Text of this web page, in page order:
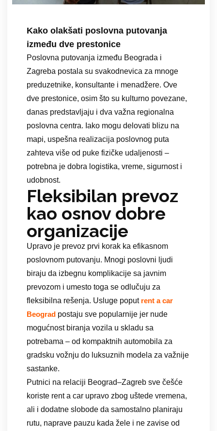
Kako olakšati poslovna putovanja
između dve prestonice
Poslovna putovanja između Beograda i
Zagreba postala su svakodnevica za mnoge
preduzetnike, konsultante i menadžere. Ove
dve prestonice, osim što su kulturno povezane,
danas predstavljaju i dva važna regionalna
poslovna centra. Iako mogu delovati blizu na
mapi, uspešna realizacija poslovnog puta
zahteva više od puke fizičke udaljenosti –
potrebna je dobra logistika, vreme, sigurnost i
udobnost.
Fleksibilan prevoz
kao osnov dobre
organizacije
Upravo je prevoz prvi korak ka efikasnom
poslovnom putovanju. Mnogi poslovni ljudi
biraju da izbegnu komplikacije sa javnim
prevozom i umesto toga se odlučuju za
fleksibilna rešenja. Usluge poput rent a car
Beograd postaju sve popularnije jer nude
mogućnost biranja vozila u skladu sa
potrebama – od kompaktnih automobila za
gradsku vožnju do luksuznih modela za važnije
sastanke.
Putnici na relaciji Beograd–Zagreb sve češće
koriste rent a car upravo zbog uštede vremena,
ali i dodatne slobode da samostalno planiraju
rutu, naprave pauzu kada žele i ne zavise od